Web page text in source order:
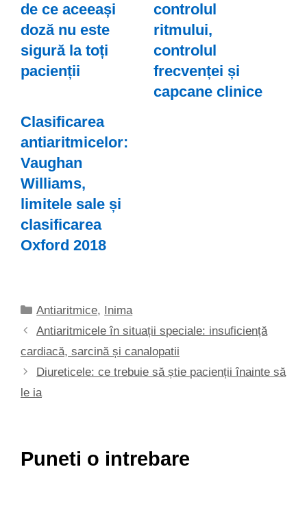
de ce aceeași
doză nu este
sigură la toți
pacienții
controlul
ritmului,
controlul
frecvenței și
capcane clinice
Clasificarea
antiaritmicelor:
Vaughan
Williams,
limitele sale și
clasificarea
Oxford 2018
Categorii
Antiaritmice, Inima
Antiaritmicele în situații speciale: insuficiență
cardiacă, sarcină și canalopatii
Diureticele: ce trebuie să știe pacienții înainte să
le ia
Puneti o intrebare